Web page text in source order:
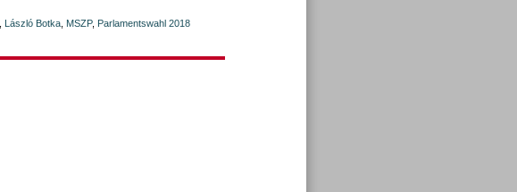
László Botka MSZP, Parlamentswahl 2018